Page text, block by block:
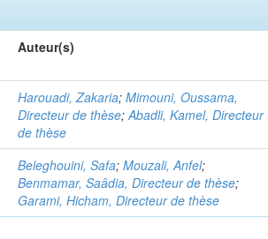
Auteur(s)
Harouadi, Zakaria;Mimouni, Oussama,
Directeur de thèse;Abadli, Kamel, Directeur
de thèse
Beleghouini, Safa;Mouzali, Anfel;
Benmamar, Saâdia, Directeur de thèse;
Garami, Hicham, Directeur de thèse